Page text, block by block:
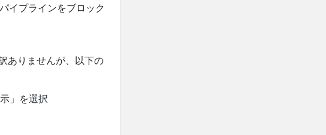
イプラインをブロック
ありませんが、以下の
」を選択